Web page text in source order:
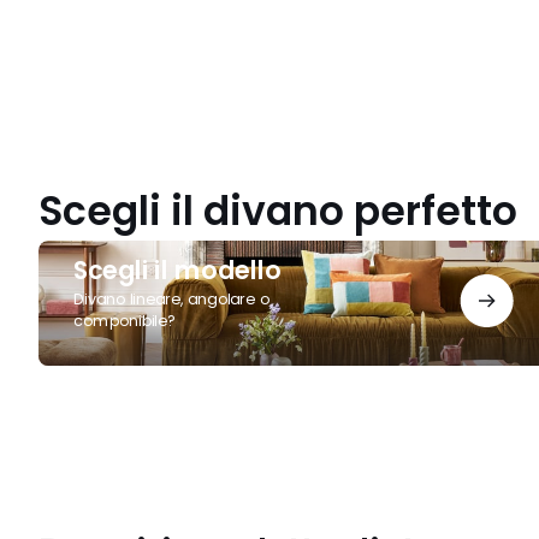
Scegli il divano perfetto
Scegli il modello
Divano lineare, angolare o
componibile?
Scegli
il
modello